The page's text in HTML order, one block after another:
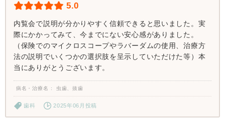
5.0
内覧会で説明が分かりやすく信頼できると思いました。実
際にかかってみて、今までにない安心感がありました。
（保険でのマイクロスコープやラバーダムの使用、治療方
法の説明でいくつかの選択肢を呈示していただけた等）本
当にありがとうございます。
病名・治療名 虫歯、抜歯
歯科 2025年06月投稿